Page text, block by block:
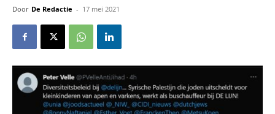
Door De Redactie - 17 mei 2021